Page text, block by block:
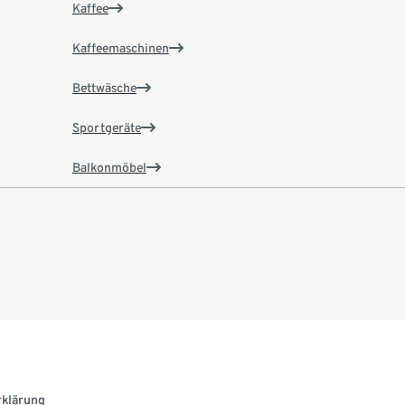
Kaffee
Kaffeemaschinen
Bettwäsche
Sportgeräte
Balkonmöbel